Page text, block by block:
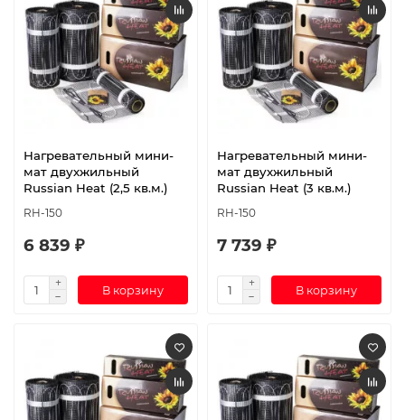
Нагревательный мини-
мат двухжильный
Russian Heat (2,5 кв.м.)
RH-150
6 839 ₽
В корзину
Нагревательный мини-
мат двухжильный
Russian Heat (3 кв.м.)
RH-150
7 739 ₽
В корзину